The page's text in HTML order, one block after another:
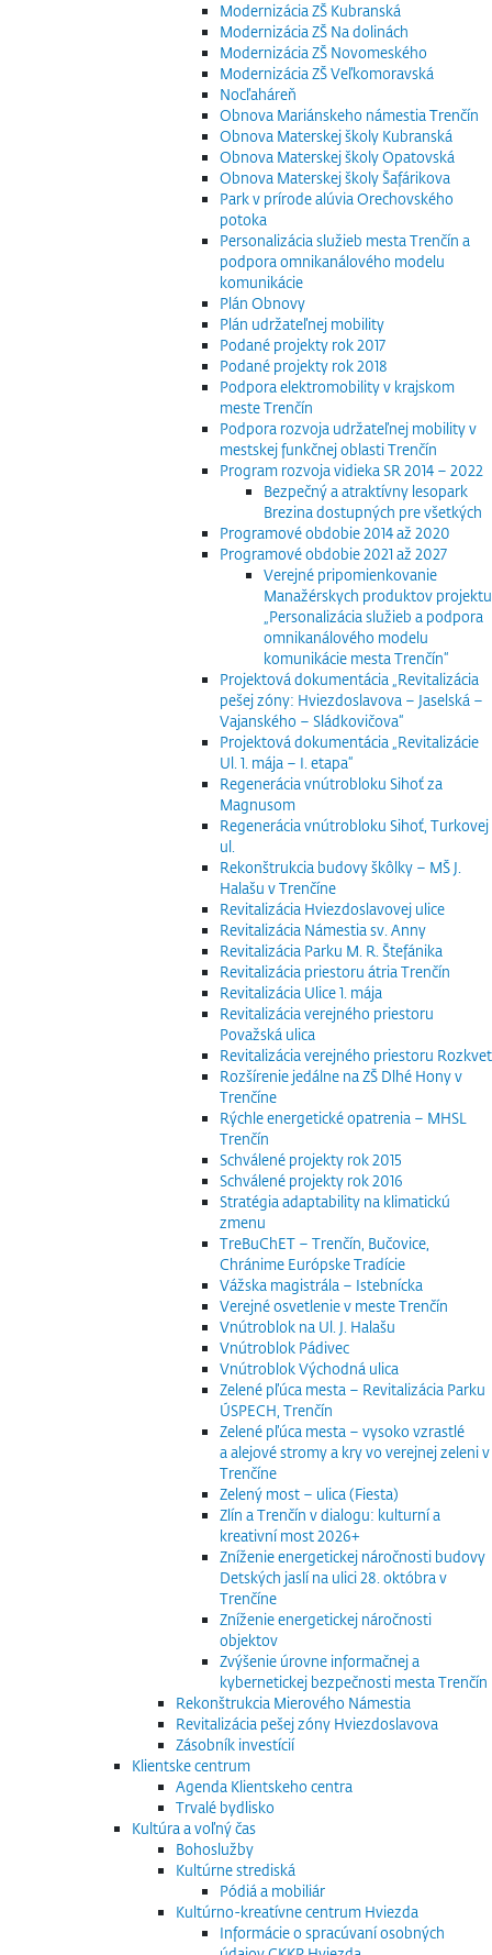
Modernizácia ZŠ Kubranská
Modernizácia ZŠ Na dolinách
Modernizácia ZŠ Novomeského
Modernizácia ZŠ Veľkomoravská
Nocľaháreň
Obnova Mariánskeho námestia Trenčín
Obnova Materskej školy Kubranská
Obnova Materskej školy Opatovská
Obnova Materskej školy Šafárikova
Park v prírode alúvia Orechovského
potoka
Personalizácia služieb mesta Trenčín a
podpora omnikanálového modelu
komunikácie
Plán Obnovy
Plán udržateľnej mobility
Podané projekty rok 2017
Podané projekty rok 2018
Podpora elektromobility v krajskom
meste Trenčín
Podpora rozvoja udržateľnej mobility v
mestskej funkčnej oblasti Trenčín
Program rozvoja vidieka SR 2014 – 2022
Bezpečný a atraktívny lesopark
Brezina dostupných pre všetkých
Programové obdobie 2014 až 2020
Programové obdobie 2021 až 2027
Verejné pripomienkovanie
Manažérskych produktov projektu
„Personalizácia služieb a podpora
omnikanálového modelu
komunikácie mesta Trenčín“
Projektová dokumentácia „Revitalizácia
pešej zóny: Hviezdoslavova – Jaselská –
Vajanského – Sládkovičova“
Projektová dokumentácia „Revitalizácie
Ul. 1. mája – I. etapa“
Regenerácia vnútrobloku Sihoť za
Magnusom
Regenerácia vnútrobloku Sihoť, Turkovej
ul.
Rekonštrukcia budovy škôlky – MŠ J.
Halašu v Trenčíne
Revitalizácia Hviezdoslavovej ulice
Revitalizácia Námestia sv. Anny
Revitalizácia Parku M. R. Štefánika
Revitalizácia priestoru átria Trenčín
Revitalizácia Ulice 1. mája
Revitalizácia verejného priestoru
Považská ulica
Revitalizácia verejného priestoru Rozkvet
Rozšírenie jedálne na ZŠ Dlhé Hony v
Trenčíne
Rýchle energetické opatrenia – MHSL
Trenčín
Schválené projekty rok 2015
Schválené projekty rok 2016
Stratégia adaptability na klimatickú
zmenu
TreBuChET – Trenčín, Bučovice,
Chránime Európske Tradície
Vážska magistrála – Istebnícka
Verejné osvetlenie v meste Trenčín
Vnútroblok na Ul. J. Halašu
Vnútroblok Pádivec
Vnútroblok Východná ulica
Zelené pľúca mesta – Revitalizácia Parku
ÚSPECH, Trenčín
Zelené pľúca mesta – vysoko vzrastlé
a alejové stromy a kry vo verejnej zeleni v
Trenčíne
Zelený most – ulica (Fiesta)
Zlín a Trenčín v dialogu: kulturní a
kreativní most 2026+
Zníženie energetickej náročnosti budovy
Detských jaslí na ulici 28. októbra v
Trenčíne
Zníženie energetickej náročnosti
objektov
Zvýšenie úrovne informačnej a
kybernetickej bezpečnosti mesta Trenčín
Rekonštrukcia Mierového Námestia
Revitalizácia pešej zóny Hviezdoslavova
Zásobník investícií
Klientske centrum
Agenda Klientskeho centra
Trvalé bydlisko
Kultúra a voľný čas
Bohoslužby
Kultúrne strediská
Pódiá a mobiliár
Kultúrno-kreatívne centrum Hviezda
Informácie o spracúvaní osobných